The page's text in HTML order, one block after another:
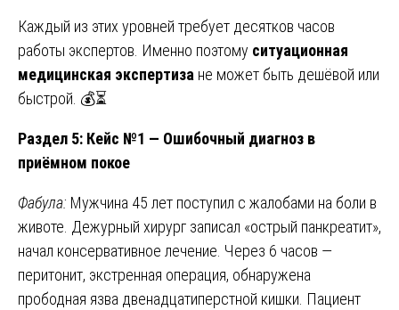
Каждый из этих уровней требует десятков часов
работы экспертов. Именно поэтому ситуационная
медицинская экспертиза не может быть дешёвой или
быстрой. 💰⏳
Раздел 5: Кейс №1 — Ошибочный диагноз в
приёмном покое
Фабула: Мужчина 45 лет поступил с жалобами на боли в
животе. Дежурный хирург записал «острый панкреатит»,
начал консервативное лечение. Через 6 часов —
перитонит, экстренная операция, обнаружена
прободная язва двенадцатиперстной кишки. Пациент